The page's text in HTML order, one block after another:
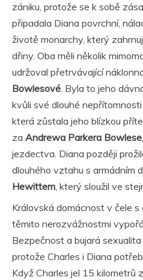
zániku, protože se k sobě
připadala Diana povrchní,
životě monarchy, který
dřiny. Oba měli několik
udržoval přetrvávající
Bowlesové. Byla to jeho
kvůli své dlouhé
která zůstala jeho blízkou
za Andrewa Parkera Bowlese
jezdectva. Diana později
dlouhého vztahu s armádním
Hewittem, který sloužil ve
Královská domácnost v čele s
těmito nerozvážnostmi
Bezpečnost a bujará
protože Charles i Diana
Když Charles jel 15 kilometrů